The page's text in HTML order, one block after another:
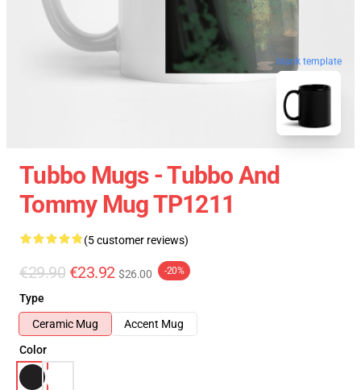
blank template
Tubbo Mugs - Tubbo And
Tommy Mug TP1211
(5 customer reviews)
€29.90 €23.92 $26.00 -20%
Type
Ceramic Mug
Accent Mug
Color